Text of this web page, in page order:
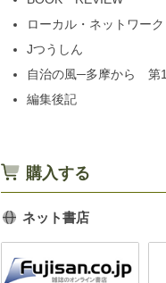
ローカル・ネットワーク
Jつうしん
自治の風─多摩から 第
編集後記
購入する
ネット書店